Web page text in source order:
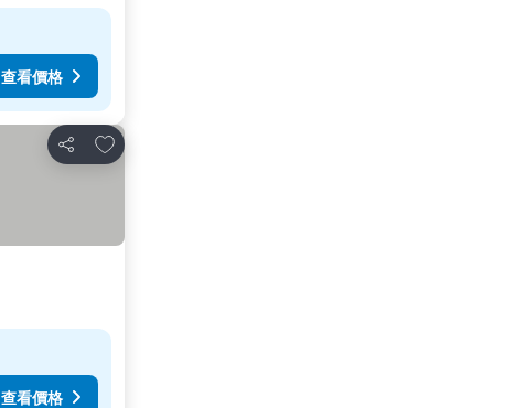
查看價格
分享
加入我的最愛
查看價格